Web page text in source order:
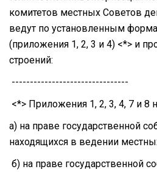
комитетов местных Советов
ведут по установленным
(приложения 1, 2, 3 и 4) <*> и
строений:
--------------------------------
<*> Приложения 1, 2, 3, 4, 7 и 8
а) на праве государственной
находящихся в ведении
б) на праве государственной